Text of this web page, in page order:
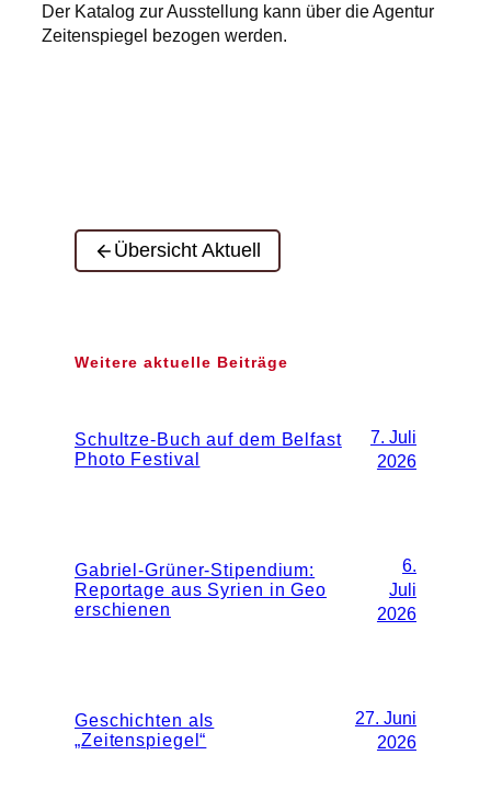
Der Katalog zur Ausstellung kann über die Agentur
Zeitenspiegel bezogen werden.
Übersicht Aktuell
Weitere aktuelle Beiträge
Schultze-Buch auf dem Belfast
Photo Festival
7. Juli
2026
Gabriel-Grüner-Stipendium:
Reportage aus Syrien in Geo
erschienen
6.
Juli
2026
Geschichten als
„Zeitenspiegel“
27. Juni
2026